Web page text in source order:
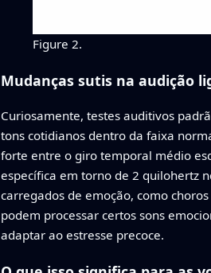
Figure 2.
Mudanças sutis na audição
Curiosamente, testes auditivos
tons cotidianos dentro da faixa
forte entre o giro temporal médio
específica em torno de 2 quilohertz
carregados de emoção, como
podem processar certos sons
adaptar ao estresse precoce.